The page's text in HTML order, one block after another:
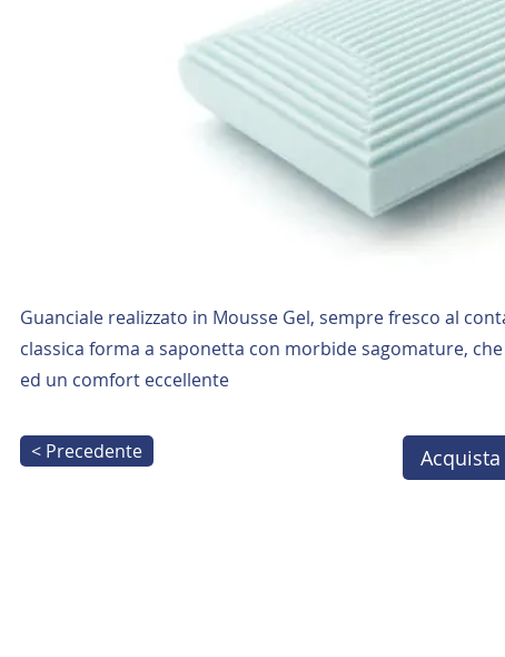
Guanciale realizzato in Mousse Gel, sempre fresco al
classica forma a saponetta con morbide sagomature,
ed un comfort eccellente
< Precedente Acquista